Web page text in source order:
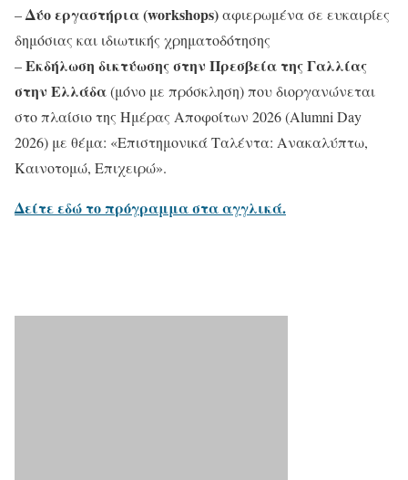
–Δύο εργαστήρια (workshops)αφιερωμένα σε ευκαιρίες
δημόσιας και ιδιωτικής χρηματοδότησης
–Εκδήλωση δικτύωσης στην Πρεσβεία της Γαλλίας
στην Ελλάδα(μόνο με πρόσκληση) που διοργανώνεται
στο πλαίσιο της Ημέρας Αποφοίτων 2026 (Alumni Day
2026) με θέμα: «Επιστημονικά Ταλέντα: Ανακαλύπτω,
Καινοτομώ, Επιχειρώ».
Δείτε εδώ το πρόγραμμα στα αγγλικά.